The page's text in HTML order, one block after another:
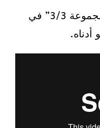
ابحث عن قسم “تنسيق المجموعة 3/3” في